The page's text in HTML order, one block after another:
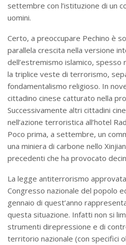
settembre con l’istituzione di un
uomini.
Certo, a preoccupare Pechino è
parallela crescita nella versione
dell’estremismo islamico,
la triplice veste di terrorismo,
fondamentalismo religioso. In
cittadino cinese catturato nella
Successivamente altri cittadini
nell’azione terroristica all’hotel
Poco prima, a settembre, un
una miniera di carbone nello
precedenti che ha provocato
La legge antiterrorismo
Congresso nazionale del popolo
gennaio di quest’anno
questa situazione. Infatti non si
strumenti direpressione e di
territorio nazionale (con specifici